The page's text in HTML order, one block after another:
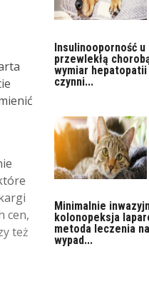
cen,
też
Insulinooporność u
przewlekłą
wymiar
czynni...
Minimalnie
kolonopeksja
metoda leczenia
wypad...